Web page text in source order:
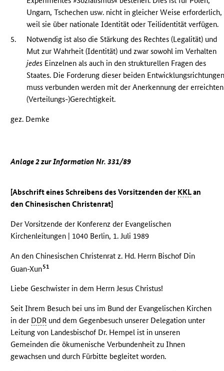
Ungarn, Tschechen usw. nicht in gleicher Weise erforderlich,
weil sie über nationale Identität oder Teilidentität verfügen.
5.
Notwendig ist also die Stärkung des Rechtes (Legalität) und
Mut zur Wahrheit (Identität) und zwar sowohl im Verhalten
jedes Einzelnen als auch in den strukturellen Fragen des
Staates. Die Forderung dieser beiden
muss verbunden werden mit der Anerkennung der erreichten
(Verteilungs-)Gerechtigkeit.
gez. Demke
Anlage 2 zur Information Nr. 331/89
[Abschrift eines Schreibens des Vorsitzenden der KKLan
den Chinesischen Christenrat]
Der Vorsitzende der Konferenz der Evangelischen
Kirchenleitungen | 1040 Berlin, 1. Juli 1989
An den Chinesischen Christenrat z. Hd. Herrn Bischof Din
Guan-Xun51
Liebe Geschwister in dem Herrn Jesus Christus!
Seit Ihrem Besuch bei uns im Bund der Evangelischen Kirchen
in der DDR und dem Gegenbesuch unserer Delegation unter
Leitung von Landesbischof Dr. Hempel ist in unseren
Gemeinden die ökumenische Verbundenheit zu Ihnen
gewachsen und durch Fürbitte begleitet worden.